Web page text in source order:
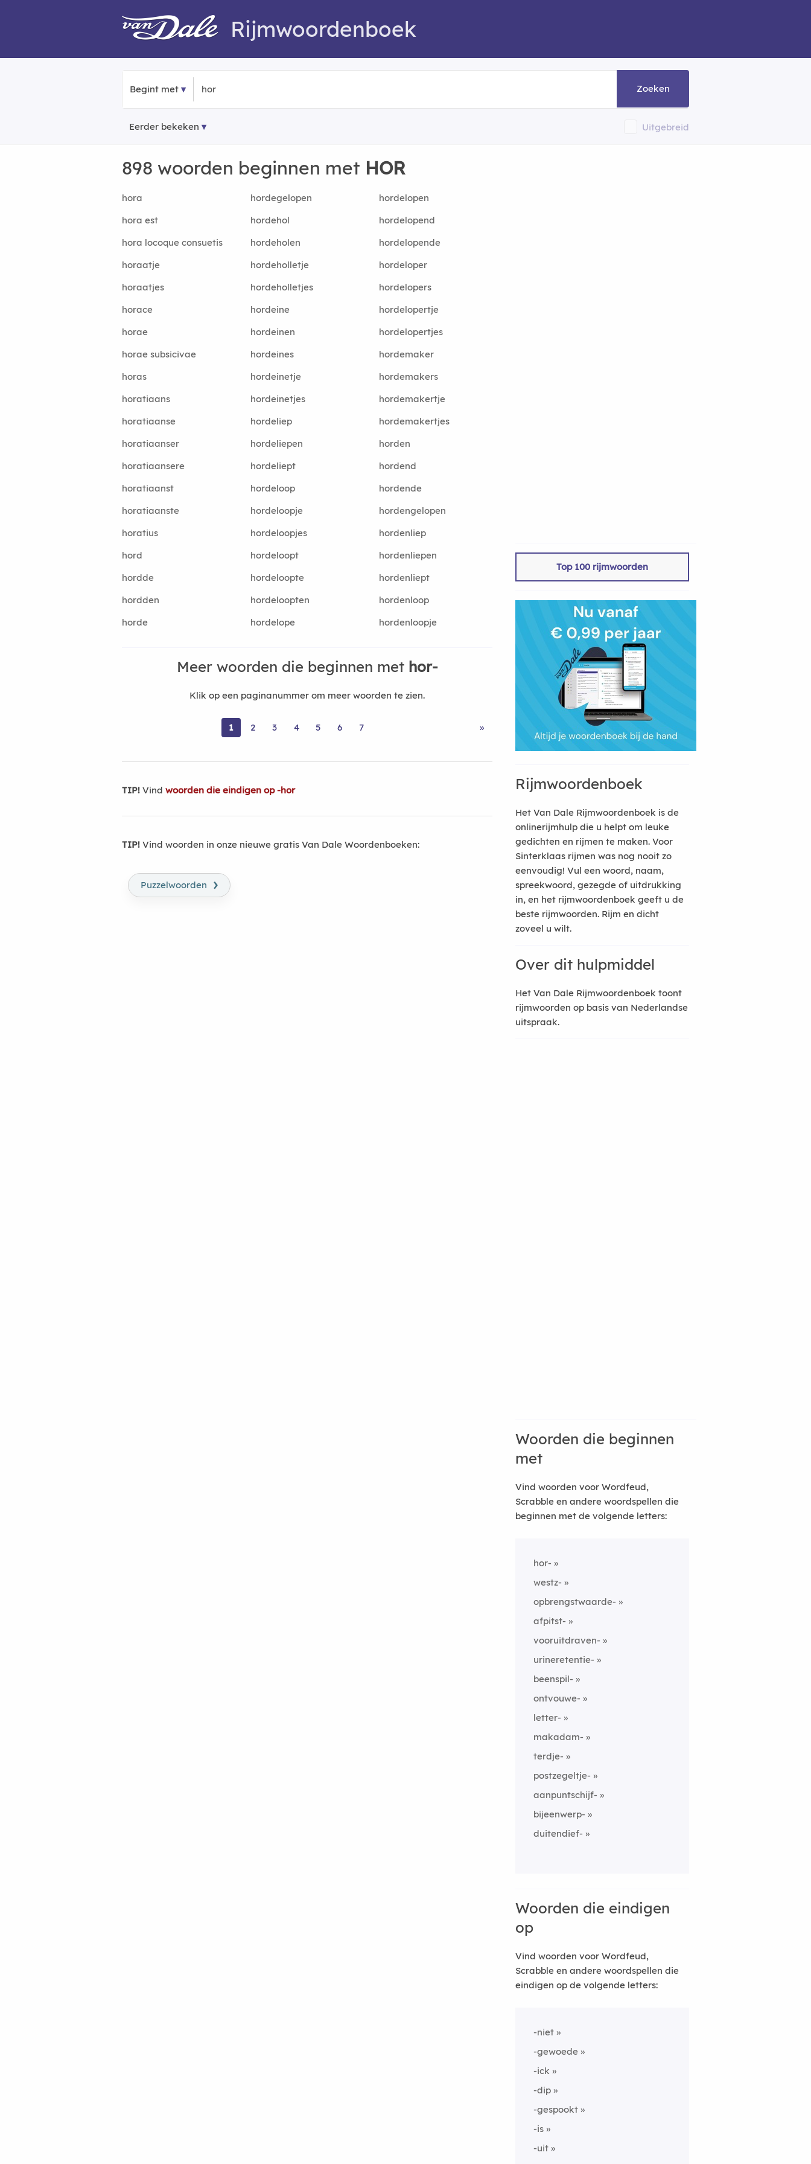
Rijmwoordenboek
Begint met Zoeken
Eerder bekeken Uitgebreid
898 woorden beginnen met HOR
hora hordegelopen
hordelopen
hora est
hordehol
hordelopend
hora locoque consuetis
hordeholen
hordelopende
horaatje
hordeholletje
hordeloper
horaatjes
hordeholletjes
hordelopers
horace
hordeine
hordelopertje
horae
hordeinen
hordelopertjes
horae subsicivae
hordeines
hordemaker
horas
hordeinetje
hordemakers
horatiaans
hordeinetjes
hordemakertje
horatiaanse
hordeliep
hordemakertjes
horatiaanser
hordeliepen
horden
horatiaansere
hordeliept
hordend
horatiaanst
hordeloop
hordende
horatiaanste
hordeloopje
hordengelopen
horatius
hordeloopjes
hordenliep
hord
hordeloopt
hordenliepen
hordde
hordeloopte
hordenliept
hordden
hordeloopten
hordenloop
horde
hordelope hordenloopje
Meer woorden die beginnen met hor-
Klik op een paginanummer om meer woorden te zien.
1 2 3 4 5 6 7 »
TIP! Vind woorden die eindigen op -hor
TIP! Vind woorden in onze nieuwe gratis Van Dale Woordenboeken:
Puzzelwoorden ›
Top 100 rijmwoorden
Rijmwoordenboek
Het Van Dale Rijmwoordenboek is de
onlinerijmhulp die u helpt om leuke
gedichten en rijmen te maken. Voor
Sinterklaas rijmen was nog nooit zo
eenvoudig! Vul een woord, naam,
spreekwoord, gezegde of uitdrukking
in, en het rijmwoordenboek geeft u de
beste rijmwoorden. Rijm en dicht
zoveel u wilt.
Over dit hulpmiddel
Het Van Dale Rijmwoordenboek toont
rijmwoorden op basis van Nederlandse
uitspraak.
Woorden die beginnen
met
Vind woorden voor Wordfeud,
Scrabble en andere woordspellen die
beginnen met de volgende letters:
hor-
westz-
opbrengstwaarde-
afpitst-
vooruitdraven-
urineretentie-
beenspil-
ontvouwe-
letter-
makadam-
terdje-
postzegeltje-
aanpuntschijf-
bijeenwerp-
duitendief-
Woorden die eindigen
op
Vind woorden voor Wordfeud,
Scrabble en andere woordspellen die
eindigen op de volgende letters:
-niet
-gewoede
-ick
-dip
-gespookt
-is
-uit